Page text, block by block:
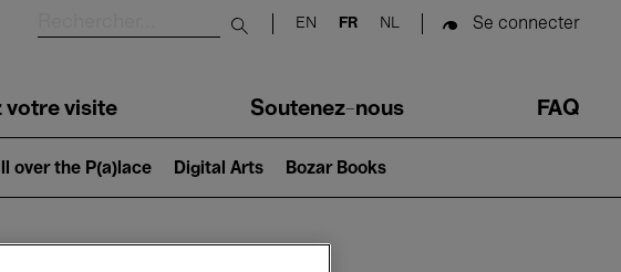
Submit search
EN FR NL Se connecter
votre visite Soutenez-nous FAQ
over the P(a)lace Digital Arts Bozar Books